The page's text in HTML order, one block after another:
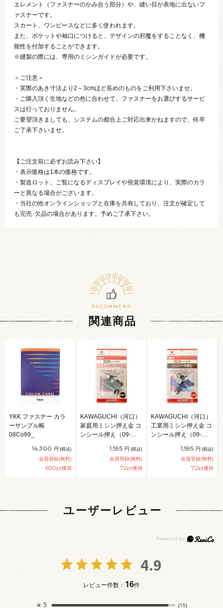
エレメント（ファスナーのかみ合う部分）や、縫い目が表地に出ないフ
ァスナーです。
スカート、ワンピースなどに多く使われます。
また、ポケットや袖口につけると、デザインの邪魔をすることなく、機
能性を付加することができます。
※縫製の際には、専用のミシンガイドが必要です。
＜ご注意＞
・実際のあき寸法より2～3cmほど長めのものをご利用下さいませ。
・ご購入頂く生地などの色に合わせて、ファスナーをお選びするサービ
スは行っておりません。
ご要望頂きましても、システムの都合上ご対応出来かねますので、何卒
ご了承下さいませ。
【ご注文前に必ずお読み下さい】
・表示価格は1本の価格です。
・製造ロット、ご覧になるディスプレイや視覚環境により、実際のカラ
ーと異なる場合がございます。
・当社の他オンラインショップと在庫を共有しており、注文が確定して
も完売･欠品の場合があります。予めご了承下さい。
関連商品
YKK ファスナー カラ
ーサンプル帳
08Co99_
14,300 円 (税込)
会員登録(無料)
650pt獲得
KAWAGUCHI（河口）
家庭用ミシン押え金 コ
ンシール押え（09-
1,595 円 (税込)
会員登録(無料)
72pt獲得
KAWAGUCHI（河口）
工業用ミシン押え金 コ
ンシール押え（09-
1,595 円 (税込)
会員登録(無料)
72pt獲得
ユーザーレビュー
4.9
レビュー件数： 16件
★ 5 (15)